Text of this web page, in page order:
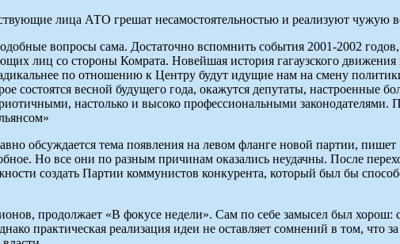
лица АТО грешат несамостоятельностью и реализуют чужую
вопросы сама. Достаточно вспомнить события 2001-2002
лиц со стороны Комрата. Новейшая история гагаузского
по отношению к Центру будут идущие нам на смену
весной будущего года, окажутся депутаты, настроенные
настолько и высоко профессиональными
обсуждается тема появления на левом фланге новой партии,
Но все они по разным причинам оказались неудачны. После
создать Партии коммунистов конкурента, который был бы
продолжает «В фокусе недели». Сам по себе замысел был хорош:
практическая реализация идеи не оставляет сомнений в том, что